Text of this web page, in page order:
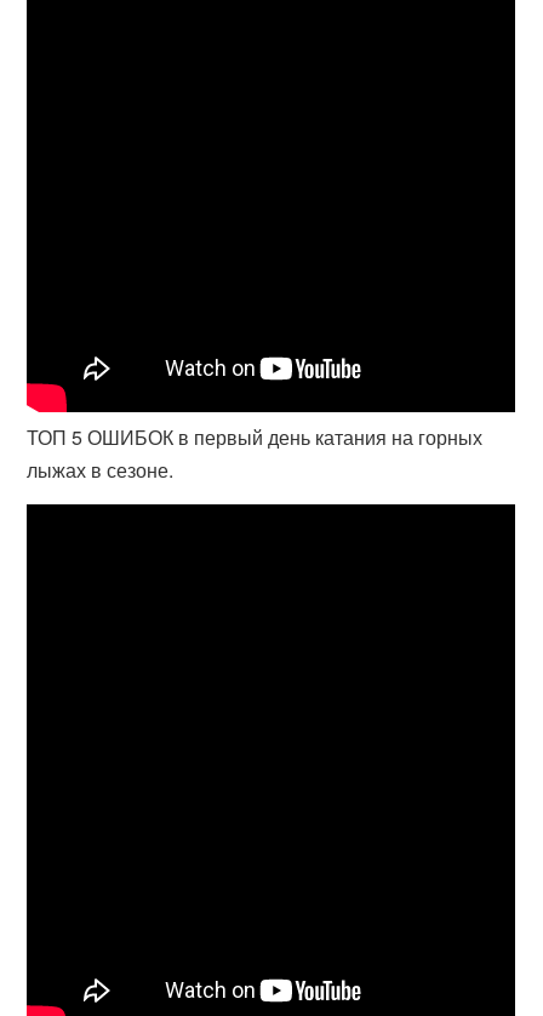
ТОП 5 ОШИБОК в первый день катания на горных
лыжах в сезоне.